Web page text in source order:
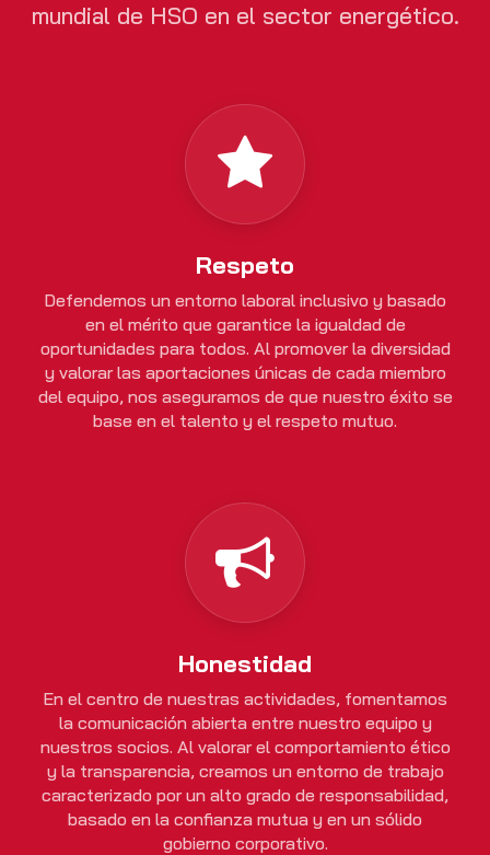
mundial de HSO en el sector energético.
Respeto
Defendemos un entorno laboral inclusivo y basado
en el mérito que garantice la igualdad de
oportunidades para todos. Al promover la diversidad
y valorar las aportaciones únicas de cada miembro
del equipo, nos aseguramos de que nuestro éxito se
base en el talento y el respeto mutuo.
Honestidad
En el centro de nuestras actividades, fomentamos
la comunicación abierta entre nuestro equipo y
nuestros socios. Al valorar el comportamiento ético
y la transparencia, creamos un entorno de trabajo
caracterizado por un alto grado de responsabilidad,
basado en la confianza mutua y en un sólido
gobierno corporativo.